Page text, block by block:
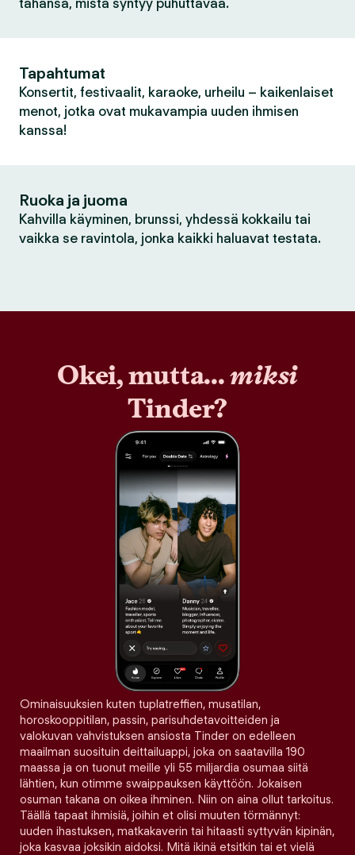
tahansa, mistä syntyy puhuttavaa.
Tapahtumat
Konsertit, festivaalit, karaoke, urheilu – kaikenlaiset
menot, jotka ovat mukavampia uuden ihmisen
kanssa!
Ruoka ja juoma
Kahvilla käyminen, brunssi, yhdessä kokkailu tai
vaikka se ravintola, jonka kaikki haluavat testata.
Okei, mutta...miksi
Tinder?
Ominaisuuksien kuten tuplatreffien, musatilan,
horoskooppitilan, passin, parisuhdetavoitteiden ja
valokuvan vahvistuksen ansiosta Tinder on edelleen
maailman suosituin deittailuappi, joka on saatavilla 190
maassa ja on tuonut meille yli 55 miljardia osumaa siitä
lähtien, kun otimme swaippauksen käyttöön. Jokaisen
osuman takana on oikea ihminen. Niin on aina ollut tarkoitus.
Täällä tapaat ihmisiä, joihin et olisi muuten törmännyt:
uuden ihastuksen, matkakaverin tai hitaasti syttyvän kipinän,
joka kasvaa joksikin aidoksi. Mitä ikinä etsitkin tai et vielä